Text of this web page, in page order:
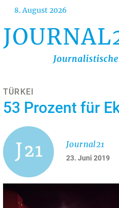
Direkt
Inhalt
8. August 2026
TÜRKEI
53 Prozent für
23. Juni 2019
Journal21